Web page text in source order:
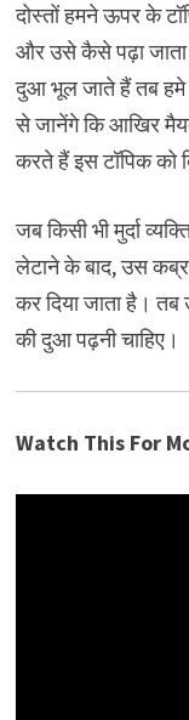
दोस्तों हमने ऊपर के
और उसे कैसे पढ़ा जाता
दुआ भूल जाते हैं तब हमे
से जानेंगे कि आखिर
करते हैं इस टॉपिक को
जब किसी भी मुर्दा
लेटाने के बाद, उस
कर दिया जाता है। तब
की दुआ पढ़नी चाहिए।
Watch This For